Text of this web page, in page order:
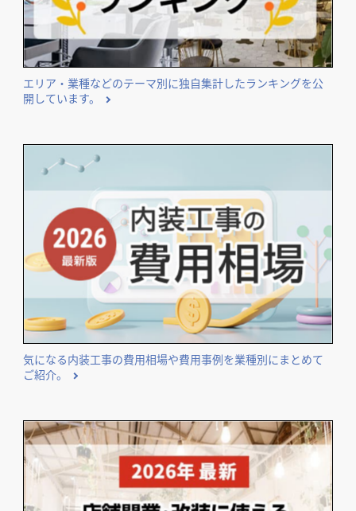
エリア・業種などのテーマ別に独自集計したランキングを公
開しています。
気になる内装工事の費用相場や費用事例を業種別にまとめて
ご紹介。